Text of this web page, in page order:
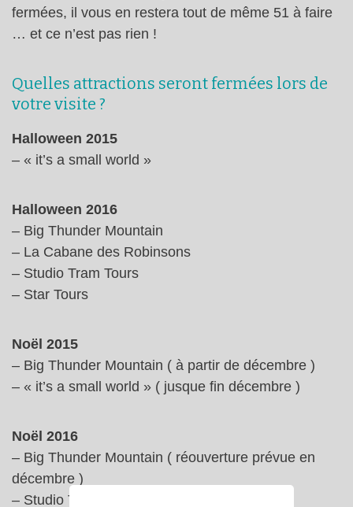
fermées, il vous en restera tout de même 51 à faire
… et ce n’est pas rien !
Quelles attractions seront fermées lors de
votre visite ?
Halloween 2015
– « it’s a small world »
Halloween 2016
– Big Thunder Mountain
– La Cabane des Robinsons
– Studio Tram Tours
– Star Tours
Noël 2015
– Big Thunder Mountain ( à partir de décembre )
– « it’s a small world » ( jusque fin décembre )
Noël 2016
– Big Thunder Mountain ( réouverture prévue en
décembre )
– Studio Tram Tours